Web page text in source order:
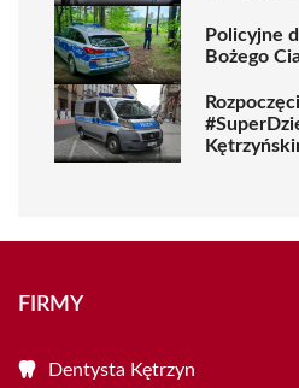
Policyjne
Bożego
FIRMY
Dentysta Kętrzyn